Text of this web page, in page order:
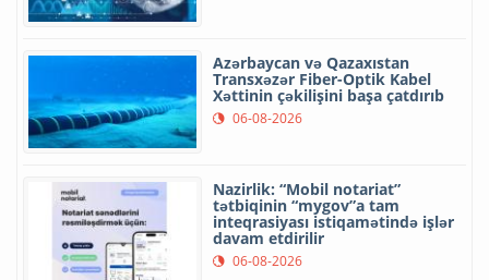
Azərbaycan və Qazaxıstan
Transxəzər Fiber-Optik Kabel
Xəttinin çəkilişini başa çatdırıb
06-08-2026
Nazirlik: “Mobil notariat”
tətbiqinin “mygov”a tam
inteqrasiyası istiqamətində işlər
davam etdirilir
06-08-2026